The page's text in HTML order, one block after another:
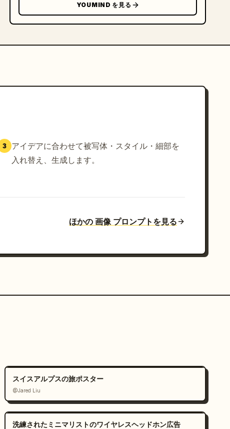
YOUMIND を見る
3
アイデアに合わせて被写体・スタイル・細部を
入れ替え、生成します。
ほかの 画像 プロンプトを見る
スイスアルプスの旅ポスター
@Jared Liu
洗練されたミニマリストのワイヤレスヘッドホン広告